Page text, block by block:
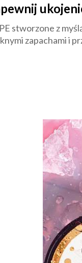
stworzone z
zapachami i